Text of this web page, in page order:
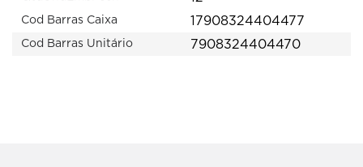
Cod Barras Caixa 17908324404477
Cod Barras Unitário 7908324404470